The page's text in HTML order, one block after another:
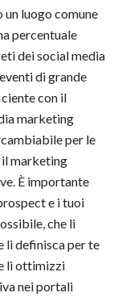
luogo comune
percentuale
dei social media
di grande
con il
marketing
per le
marketing
È importante
e i tuoi
che li
li definisca per te
li ottimizzi
nei portali